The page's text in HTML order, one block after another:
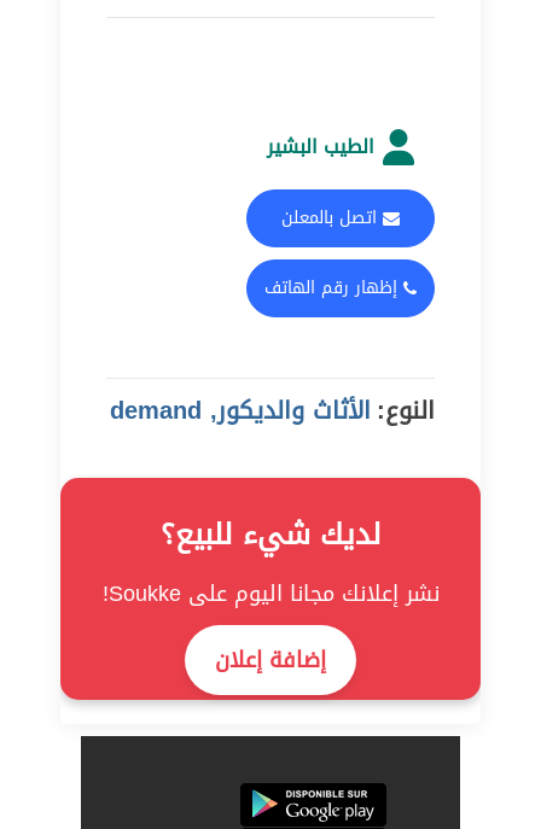
الطيب البشير
اتصل بالمعلن
إظهار رقم الهاتف
النوع: الأثاث والديكور, demand
لديك شيء للبيع؟
نشر إعلانك مجانا اليوم على Soukke!
إضافة إعلان